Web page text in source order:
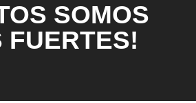
SOMOS
FUERTES!